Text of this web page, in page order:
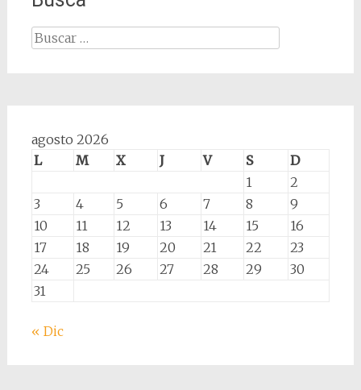
Buscar:
agosto 2026
L
M X J V S
D
1
2
3
4 5 6 7 8
9
10
11 12 13 14 15
16
17
18 19 20 21 22
23
24
25 26 27 28 29
30
31
« Dic